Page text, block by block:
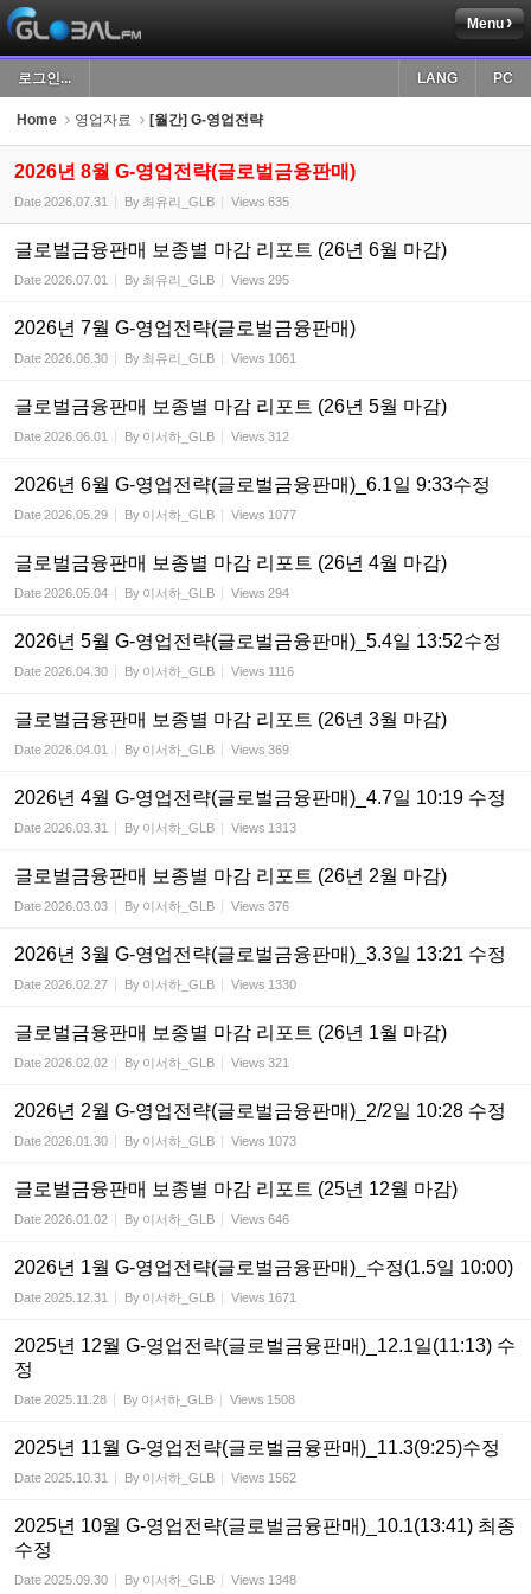
Menu
로그인... PC
LANG
Home 영업자료 [월간] G-영업전략
2026년 8월 G-영업전략(글로벌금융판매)
Date2026.07.31 By 최유리_GLB Views 635
글로벌금융판매 보종별 마감 리포트 (26년 6월 마감)
Date2026.07.01 By 최유리_GLB Views 295
2026년 7월 G-영업전략(글로벌금융판매)
Date2026.06.30 By 최유리_GLB Views 1061
글로벌금융판매 보종별 마감 리포트 (26년 5월 마감)
Date2026.06.01 By 이서하_GLB Views 312
2026년 6월 G-영업전략(글로벌금융판매)_6.1일 9:33수정
Date2026.05.29 By 이서하_GLB Views 1077
글로벌금융판매 보종별 마감 리포트 (26년 4월 마감)
Date2026.05.04 By 이서하_GLB Views 294
2026년 5월 G-영업전략(글로벌금융판매)_5.4일 13:52수정
Date2026.04.30 By 이서하_GLB Views 1116
글로벌금융판매 보종별 마감 리포트 (26년 3월 마감)
Date2026.04.01 By 이서하_GLB Views 369
2026년 4월 G-영업전략(글로벌금융판매)_4.7일 10:19 수정
Date2026.03.31 By 이서하_GLB Views 1313
글로벌금융판매 보종별 마감 리포트 (26년 2월 마감)
Date2026.03.03 By 이서하_GLB Views 376
2026년 3월 G-영업전략(글로벌금융판매)_3.3일 13:21 수정
Date2026.02.27 By 이서하_GLB Views 1330
글로벌금융판매 보종별 마감 리포트 (26년 1월 마감)
Date2026.02.02 By 이서하_GLB Views 321
2026년 2월 G-영업전략(글로벌금융판매)_2/2일 10:28 수정
Date2026.01.30 By 이서하_GLB Views 1073
글로벌금융판매 보종별 마감 리포트 (25년 12월 마감)
Date2026.01.02 By 이서하_GLB Views 646
2026년 1월 G-영업전략(글로벌금융판매)_수정(1.5일 10:00)
Date2025.12.31 By 이서하_GLB Views 1671
2025년 12월 G-영업전략(글로벌금융판매)_12.1일(11:13) 수
정
Date2025.11.28 By 이서하_GLB Views 1508
2025년 11월 G-영업전략(글로벌금융판매)_11.3(9:25)수정
Date2025.10.31 By 이서하_GLB Views 1562
2025년 10월 G-영업전략(글로벌금융판매)_10.1(13:41) 최종
수정
Date2025.09.30 By 이서하_GLB Views 1348
Sketchbook5, 스케치북5
Sketchbook5, 스케치북5